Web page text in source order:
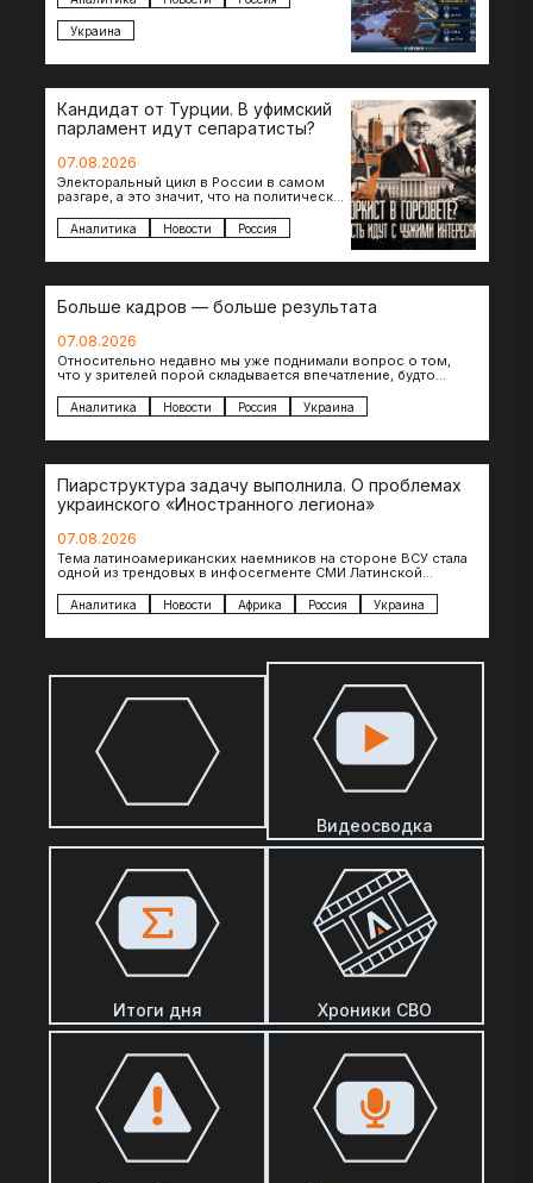
Украина
Кандидат от Турции. В уфимский
парламент идут сепаратисты?
07.08.2026
Электоральный цикл в России в самом
разгаре, а это значит, что на политическое
сомнительной репутацией….
Аналитика Новости Россия
Больше кадров — больше результата
07.08.2026
Относительно недавно мы уже поднимали вопрос о том,
что у зрителей порой складывается впечатление, будто
Аналитика Новости Россия Украина
Пиарструктура задачу выполнила. О проблемах
украинского «Иностранного легиона»
07.08.2026
Тема латиноамериканских наемников на стороне ВСУ стала
одной из трендовых в инфосегменте СМИ Латинской
Аналитика Новости Африка Россия Украина
Видеосводка
Итоги дня Хроники СВО